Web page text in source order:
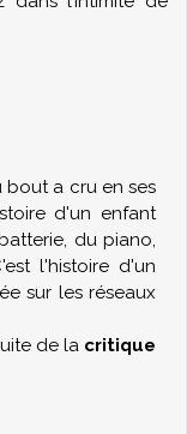
bout a cru en ses
d'un enfant
du piano,
l'histoire d'un
sur les réseaux
de la critique